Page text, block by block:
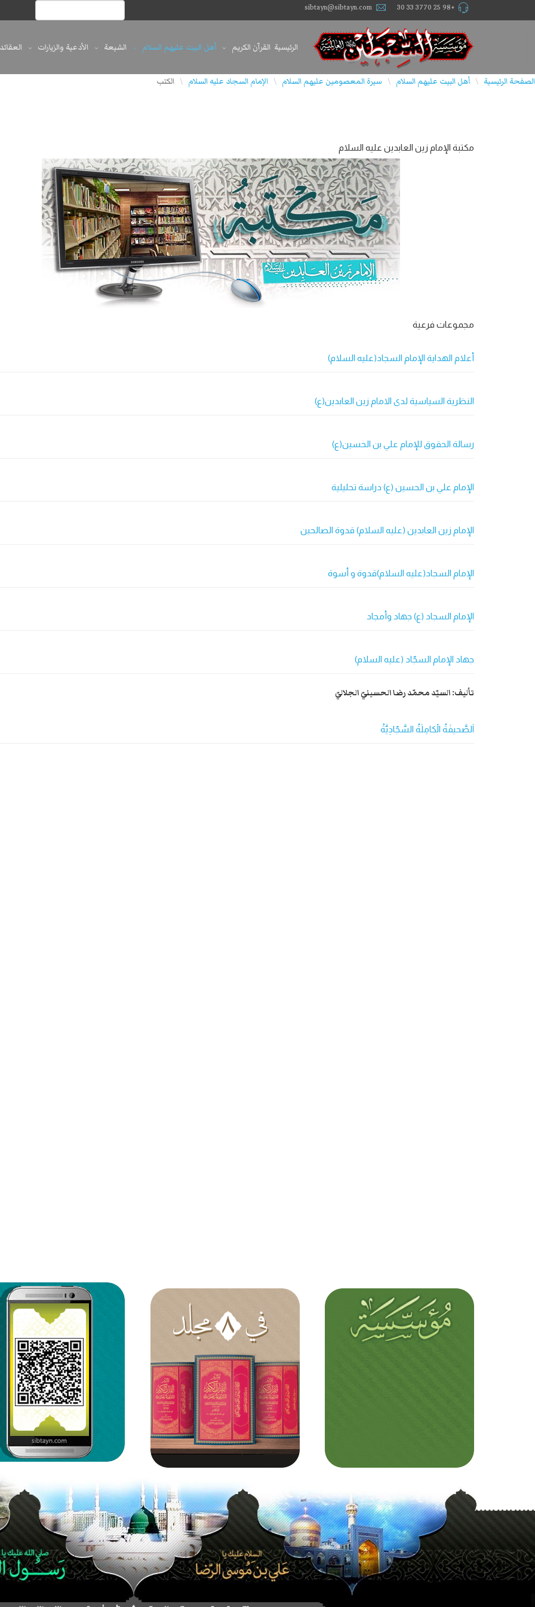
+98 25 3770 33 30
sibtayn@sibtayn.com
الرئيسية القرآن الكريم أهل البيت عليهم السلام الشيعة الأدعية والزيارات العقائد
الصفحة الرئيسية \ أهل البيت عليهم السلام \ سيرة المعصومين عليهم السلام \ الإمام السجاد عليه السلام \ الكتب
مکتبة الإمام زین العابدین علیه السلام
مجموعات فرعية
أعلام الهداية الإمام السجاد(عليه السلام)
النظرية السياسية لدى الامام زين العابدين(ع)
رسالة الحقوق للإمام علي بن الحسين(ع)
الإمام علي بن الحسين (ع) دراسة تحليلية
الإمام زين العابدين (عليه السلام) قدوة الصالحين
الإمام السجاد(عليه السلام)قدوة و أسوة
الإمام السجاد (ع) جهاد وأمجاد
جهاد الإمام السجّاد (عليه السلام)
تألیف: السيّد محمّد رضا الحسينيّ الجلاليّ
اَلصَّحيفَةُ الْكامِلَةُ السَّجّادِيَّةُ